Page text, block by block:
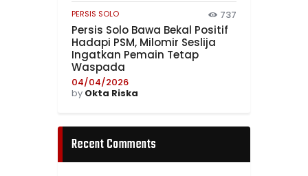
PERSIS SOLO 737
Persis Solo Bawa Bekal Positif
Hadapi PSM, Milomir Seslija
Ingatkan Pemain Tetap
Waspada
04/04/2026
by Okta Riska
Recent Comments